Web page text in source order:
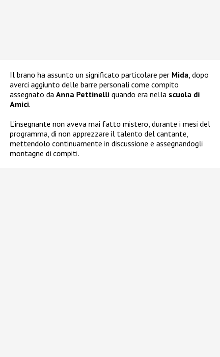
Il brano ha assunto un significato particolare per Mida, dopo
averci aggiunto delle barre personali come compito
assegnato da Anna Pettinelli quando era nella scuola di
Amici.
L’insegnante non aveva mai fatto mistero, durante i mesi del
programma, di non apprezzare il talento del cantante,
mettendolo continuamente in discussione e assegnandogli
montagne di compiti.